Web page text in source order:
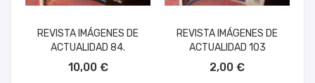
REVISTA IMÁGENES DE
ACTUALIDAD 84.
10,00 €
REVISTA IMÁGENES DE
ACTUALIDAD 103
2,00 €